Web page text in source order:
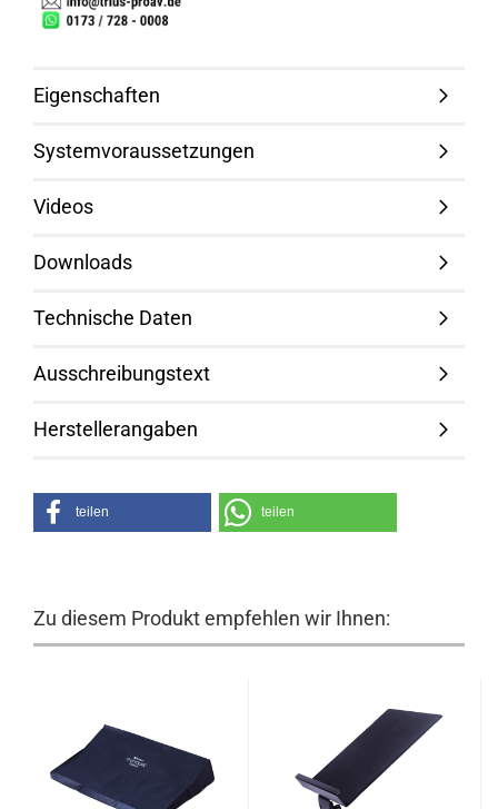
Eigenschaften
Systemvoraussetzungen
Videos
Downloads
Technische Daten
Ausschreibungstext
Herstellerangaben
teilen teilen
Zu diesem Produkt empfehlen wir Ihnen: